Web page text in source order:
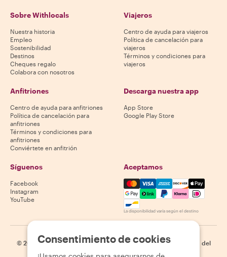
Sobre Withlocals
Nuestra historia
Empleo
Sostenibilidad
Destinos
Cheques regalo
Colabora con nosotros
Viajeros
Centro de ayuda para viajeros
Política de cancelación para
viajeros
Términos y condiciones para
viajeros
Anfitriones
Centro de ayuda para anfitriones
Política de cancelación para
anfitriones
Términos y condiciones para
anfitriones
Conviértete en anfitrión
Descarga nuestra app
App Store
Google Play Store
Síguenos
Facebook
Instagram
YouTube
Aceptamos
Mastercard, Visa, Amex,
La disponibilidad varía según el destino
© 2026 Withlocals.com | Política de privacidad | Cookies
Mapa del
Consentimiento de cookies